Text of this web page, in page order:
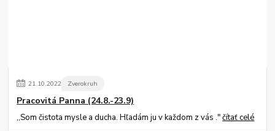
21.10.2022 Zverokruh
Pracovitá Panna (24.8.-23.9)
,,Som čistota mysle a ducha. Hľadám ju v každom z vás ."čítať celé